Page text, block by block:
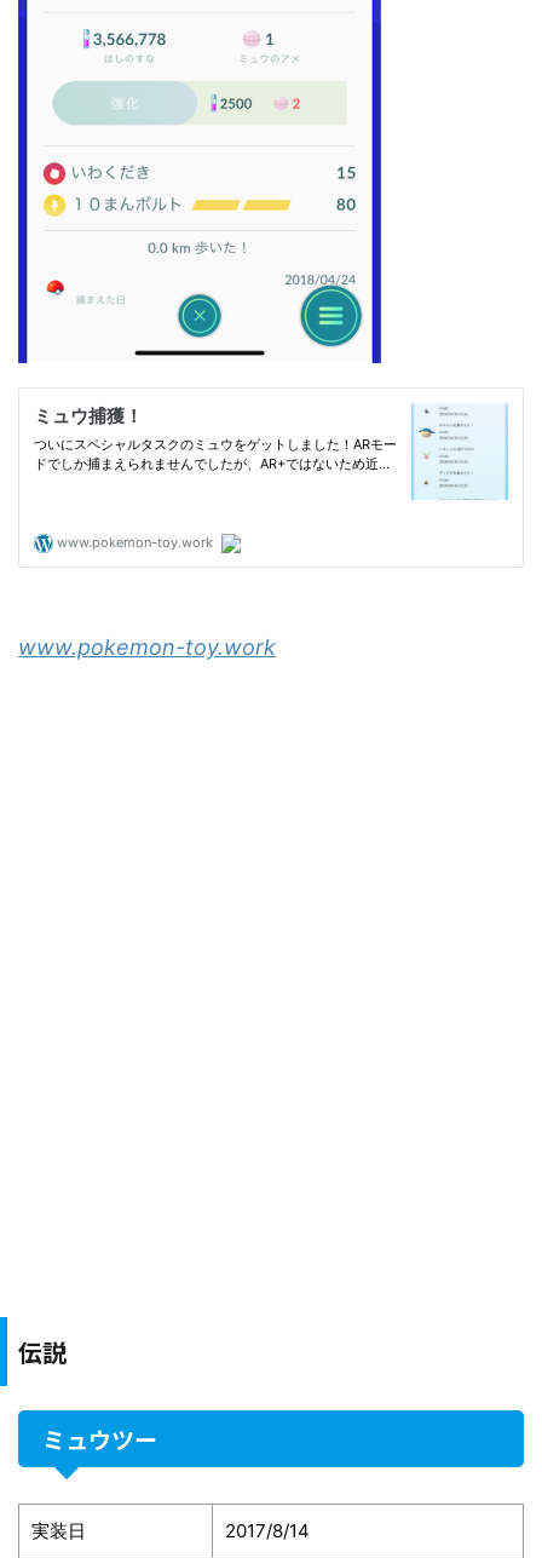
www.pokemon-toy.work
伝説
ミュウツー
実装日 2017/8/14